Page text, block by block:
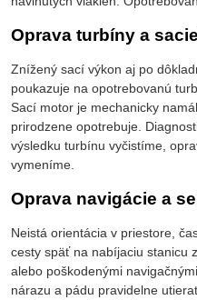
Oprava turbíny a
Znížený sací výkon aj po
poukazuje na opotrebovanú
Sací motor je mechanicky
prirodzene opotrebuje.
výsledku turbínu vyčistíme,
vymeníme.
Oprava navigácie a
Neistá orientácia v priestore,
cesty späť na nabíjaciu stanicu
alebo poškodenými
nárazu a pádu pravidelne